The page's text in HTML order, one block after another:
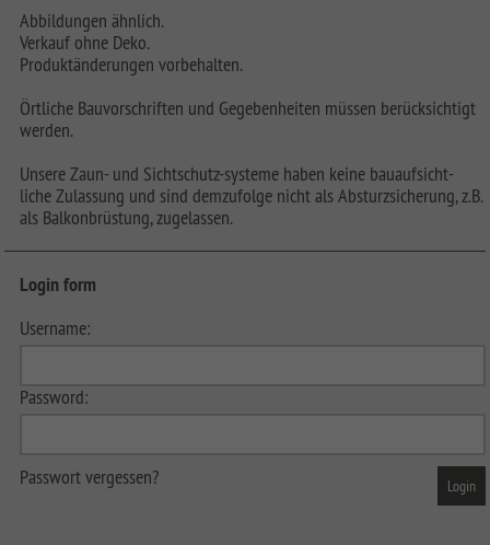
Abbildungen ähnlich.
Verkauf ohne Deko.
Produktänderungen vorbehalten.
Örtliche Bauvorschriften und Gegebenheiten müssen berücksichtigt
werden.
Unsere Zaun- und Sichtschutz-systeme haben keine bauaufsicht-
liche Zulassung und sind demzufolge nicht als Absturzsicherung, z.B.
als Balkonbrüstung, zugelassen.
Login form
Username:
Password:
Passwort vergessen?